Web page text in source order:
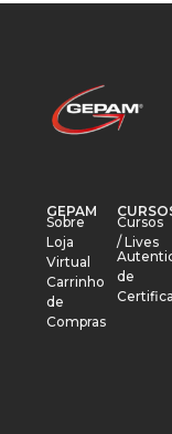
GEPAM
Sobre
Loja
Virtual
Carrinho
de
Compras
Cursos
/ Lives
de